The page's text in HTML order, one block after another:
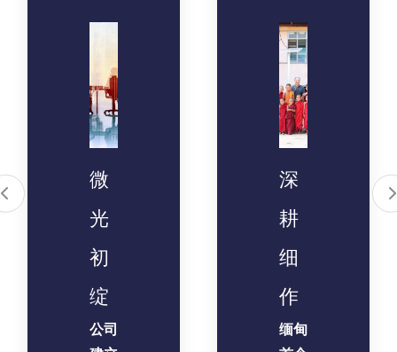
微
光
初
绽
公司
深
耕
细
作
缅甸